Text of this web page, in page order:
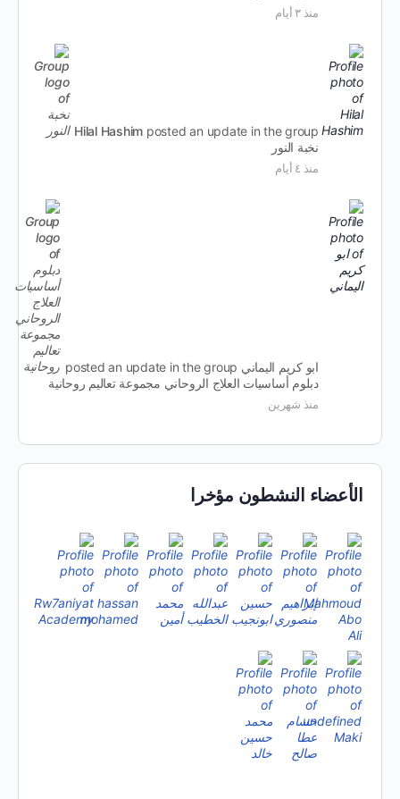
منذ ٣ أيام
Hilal Hashim posted an update in the group
نخبة النور
منذ ٤ أيام
ابو كريم اليماني
دبلوم أساسيات العلاج الروحاني مجموعة تعاليم روحانية
منذ شهرين
الأعضاء النشطون مؤخرا